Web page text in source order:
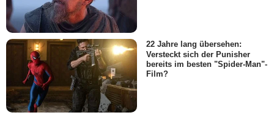
22 Jahre lang übersehen:
Versteckt sich der Punisher
bereits im besten "Spider-Man"-
Film?